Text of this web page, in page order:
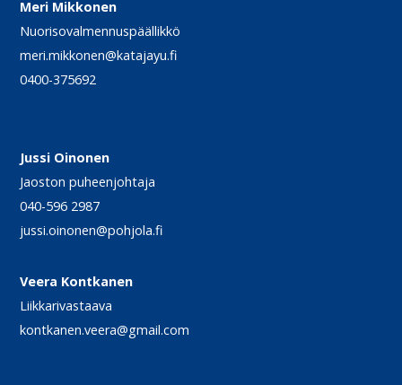
Meri Mikkonen
Nuorisovalmennuspäällikkö
meri.mikkonen@katajayu.fi
0400-375692
Jussi Oinonen
Jaoston puheenjohtaja
040-596 2987
jussi.oinonen@pohjola.fi
Veera Kontkanen
Liikkarivastaava
kontkanen.veera@gmail.com